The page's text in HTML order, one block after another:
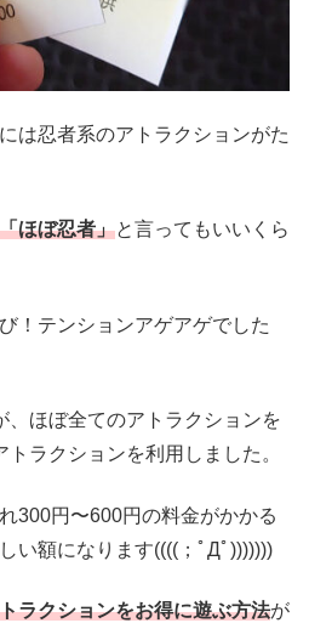
は忍者系のアトラクションがた
ほぼ忍者」と言ってもいいくら
！テンションアゲアゲでした
、ほぼ全てのアトラクションを
ラクションを利用しました。
300円〜600円の料金がかかる
い額になります((((；ﾟДﾟ)))))))
ラクションをお得に遊ぶ方法が